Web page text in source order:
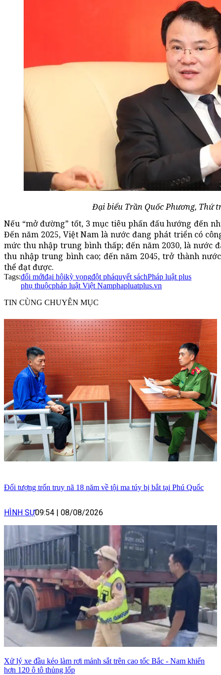
Đại biểu Trần Quốc Phương, Thứ
Nếu “mở đường” tốt, 3 mục tiêu phấn đấu hướng đến
Đến năm 2025, Việt Nam là nước đang phát triển có
mức thu nhập trung bình thấp; đến năm 2030, là nước
thu nhập trung bình cao; đến năm 2045, trở thành
thể đạt được.
Tags:đổi mớiđại hộikỳ vọngđột pháquyết sáchPháp luật plus
phụ thuộcpháp luật Việt Namphapluatplus.vn
TIN CÙNG CHUYÊN MỤC
Đối tượng trốn truy nã 18 năm về tội ma túy bị bắt tại Phú Quốc
HÌNH SỰ09:54 08/08/2026
Xử lý xe đầu kéo làm rơi mảnh sắt trên cao tốc Bắc - Nam khiến
hơn 120 ô tô thủng lốp